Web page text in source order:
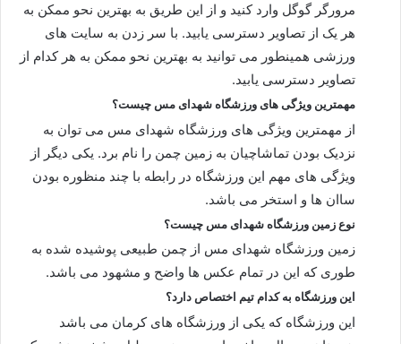
مرورگر گوگل وارد کنید و از این طریق به بهترین نحو ممکن به
هر یک از تصاویر دسترسی یابید. با سر زدن به سایت های
ورزشی همینطور می توانید به بهترین نحو ممکن به هر کدام از
تصاویر دسترسی یابید.
مهمترین ویژگی های ورزشگاه شهدای مس چیست؟
از مهمترین ویژگی های ورزشگاه شهدای مس می توان به
نزدیک بودن تماشاچیان به زمین چمن را نام برد. یکی دیگر از
ویژگی های مهم این ورزشگاه در رابطه با چند منظوره بودن
ساان ها و استخر می باشد.
نوع زمین ورزشگاه شهدای مس چیست؟
زمین ورزشگاه شهدای مس از چمن طبیعی پوشیده شده به
طوری که این در تمام عکس ها واضح و مشهود می باشد.
این ورزشگاه به کدام تیم اختصاص دارد؟
این ورزشگاه که یکی از ورزشگاه های کرمان می باشد